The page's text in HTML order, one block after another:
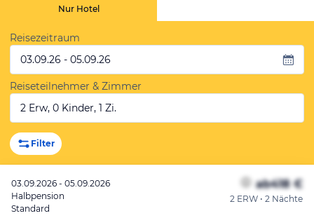
Nur Hotel
Reisezeitraum
03.09.26 - 05.09.26
Reiseteilnehmer & Zimmer
2 Erw, 0 Kinder, 1 Zi.
Filter
03.09.2026 - 05.09.2026
Halbpension
Standard
ab418 €
2 ERW • 2 Nächte